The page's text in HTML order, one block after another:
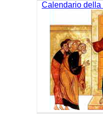
Calendario